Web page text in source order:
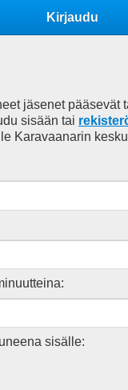
Kirjaudu
jäsenet pääsevät
sisään tai
Karavaanarin
sisälle: